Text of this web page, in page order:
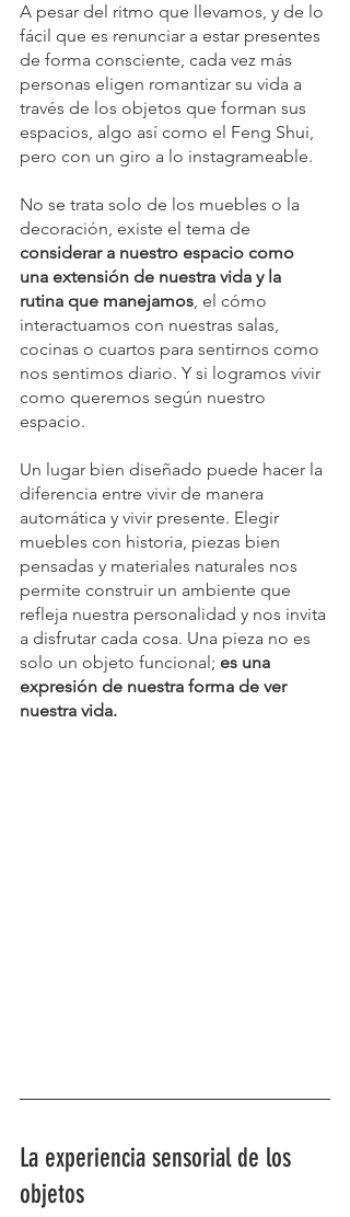
A pesar del ritmo que llevamos, y de lo
fácil que es renunciar a estar presentes
de forma consciente, cada vez más
personas eligen romantizar su vida a
través de los objetos que forman sus
espacios, algo así como el Feng Shui,
pero con un giro a lo instagrameable.
No se trata solo de los muebles o la
decoración, existe el tema de
considerar a nuestro espacio como
una extensión de nuestra vida y la
rutina que manejamos, el cómo
interactuamos con nuestras salas,
cocinas o cuartos para sentirnos como
nos sentimos diario. Y si logramos vivir
como queremos según nuestro
espacio.
Un lugar bien diseñado puede hacer la
diferencia entre vivir de manera
automática y vivir presente. Elegir
muebles con historia, piezas bien
pensadas y materiales naturales nos
permite construir un ambiente que
refleja nuestra personalidad y nos invita
a disfrutar cada cosa. Una pieza no es
solo un objeto funcional; es una
expresión de nuestra forma de ver
nuestra vida.
La experiencia sensorial de los
objetos